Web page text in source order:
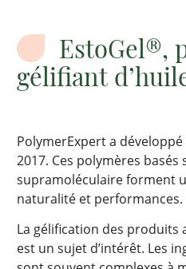
EstoGel®,
gélifiant
PolymerExpert a
2017. Ces polymères
supramoléculaire forment
naturalité et performances.
La gélification des produits
est un sujet d’intérêt. Les